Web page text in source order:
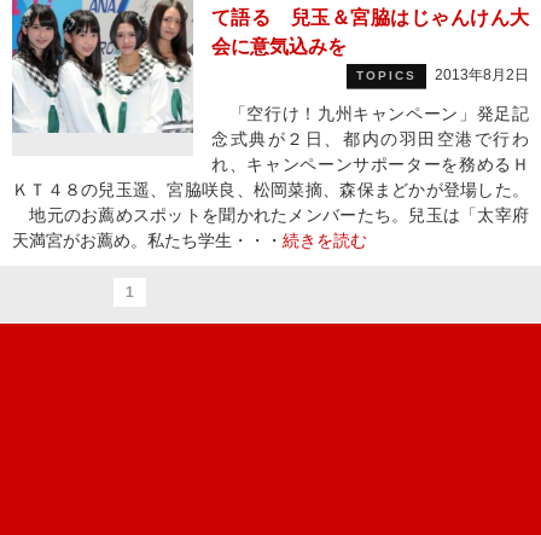
て語る 兒玉＆宮脇はじゃんけん大
会に意気込みを
TOPICS 2013年8月2日
「空行け！九州キャンペーン」発足記
念式典が２日、都内の羽田空港で行わ
れ、キャンペーンサポーターを務めるＨ
ＫＴ４８の兒玉遥、宮脇咲良、松岡菜摘、森保まどかが登場した。
地元のお薦めスポットを聞かれたメンバーたち。兒玉は「太宰府
天満宮がお薦め。私たち学生・・・ 続きを読む
1